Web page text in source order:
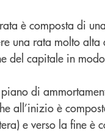
è composta di
una rata molto
del capitale in
di
all’inizio è
e verso la fine è